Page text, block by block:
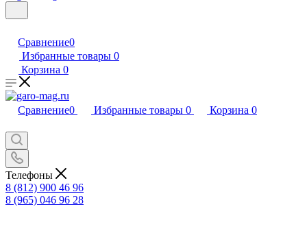
Сравнение0
Избранные товары 0
Корзина 0
Сравнение0 Избранные товары 0 Корзина 0
Телефоны
8 (812) 900 46 96
8 (965) 046 96 28